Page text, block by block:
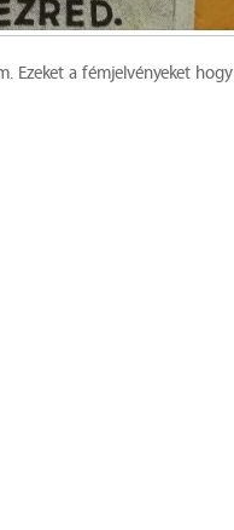
Ezeket a fémjelvényeket hogy